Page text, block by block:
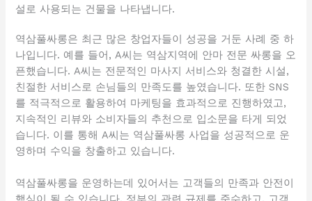
설로 사용되는 건물을 나타냅니다.
역삼풀싸롱은 최근 많은 창업자들이 성공을 거둔 사례 중 하
나입니다. 예를 들어, A씨는 역삼지역에 안마 전문 싸롱을 오
픈했습니다. A씨는 전문적인 마사지 서비스와 청결한 시설,
친절한 서비스로 손님들의 만족도를 높였습니다. 또한 SNS
를 적극적으로 활용하여 마케팅을 효과적으로 진행하였고,
지속적인 리뷰와 소비자들의 추천으로 입소문을 타게 되었
습니다. 이를 통해 A씨는 역삼풀싸롱 사업을 성공적으로 운
영하며 수익을 창출하고 있습니다.
역삼풀싸롱을 운영하는데 있어서는 고객들의 만족과 안전이